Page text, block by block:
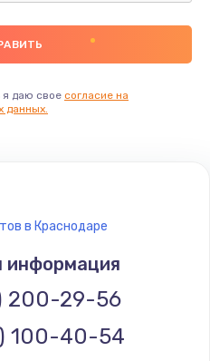
я даю свое согласие на
данных.
в Краснодаре
информация
200-29-56
100-40-54